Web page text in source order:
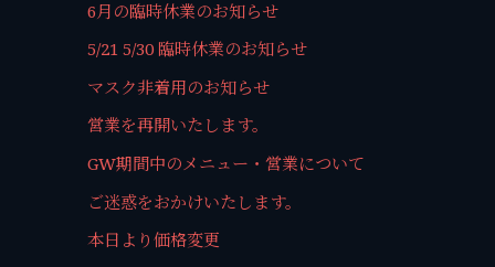
6月の臨時休業のお知らせ
5/21 5/30 臨時休業のお知らせ
マスク非着用のお知らせ
営業を再開いたします。
GW期間中のメニュー・営業について
ご迷惑をおかけいたします。
本日より価格変更